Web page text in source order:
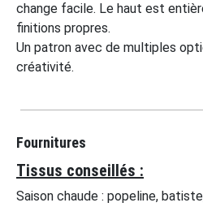
change facile. Le haut est
finitions propres.
Un patron avec de multiples
créativité.
Fournitures
Tissus conseillés :
Saison chaude : popeline,